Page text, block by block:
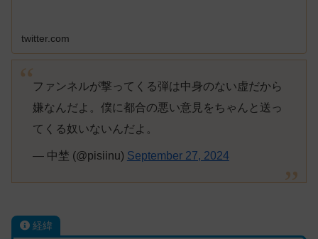
twitter.com
ファンネルが撃ってくる弾は中身のない虚だから
嫌なんだよ。僕に都合の悪い意見をちゃんと送っ
てくる奴いないんだよ。
— 中埜 (@pisiinu) September 27, 2024
経緯